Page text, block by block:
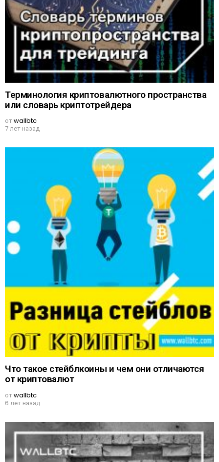
Терминология криптовалютного пространства
или словарь криптотрейдера
отwallbtc
7 лет назад
Что такое стейблкоины и чем они отличаются
от криптовалют
отwallbtc
6 лет назад